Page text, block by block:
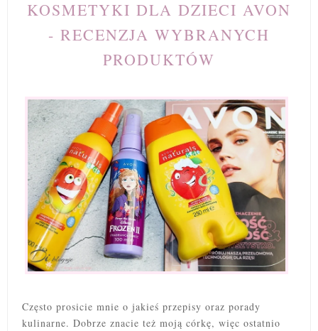
KOSMETYKI DLA DZIECI AVON
- RECENZJA WYBRANYCH
PRODUKTÓW
Często prosicie mnie o jakieś przepisy oraz porady
kulinarne. Dobrze znacie też moją córkę, więc ostatnio